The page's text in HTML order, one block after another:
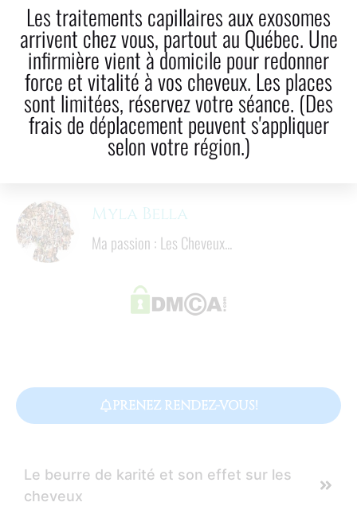
Facebook
Twitter
LinkedIn
Courriel!
Temps de lecture
8 mins
Myla Bella
Ma passion : Les Cheveux...
PRENEZ RENDEZ-VOUS!
Le beurre de karité et son effet sur les
cheveux
Les traitements capillaires aux exosomes
arrivent chez vous, partout au Québec. Une
infirmière vient à domicile pour redonner
force et vitalité à vos cheveux. Les places
sont limitées, réservez votre séance. (Des
frais de déplacement peuvent s'appliquer
selon votre région.)